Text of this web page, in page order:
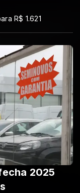
R$ 1.621
2025